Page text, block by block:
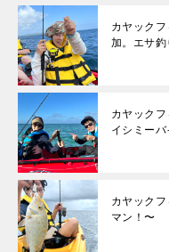
カヤック
加。エサ
カヤック
イシミーバ
カヤック
マン！〜